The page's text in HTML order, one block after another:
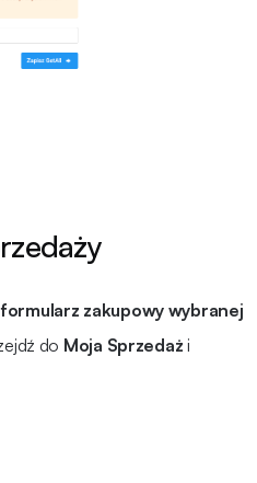
formularz zakupowy wybranej
do Moja Sprzedaż i